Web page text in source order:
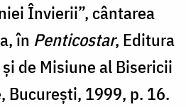
Învierii”, cântarea
în Penticostar, Editura
de Misiune al Bisericii
Bucureşti, 1999, p. 16.